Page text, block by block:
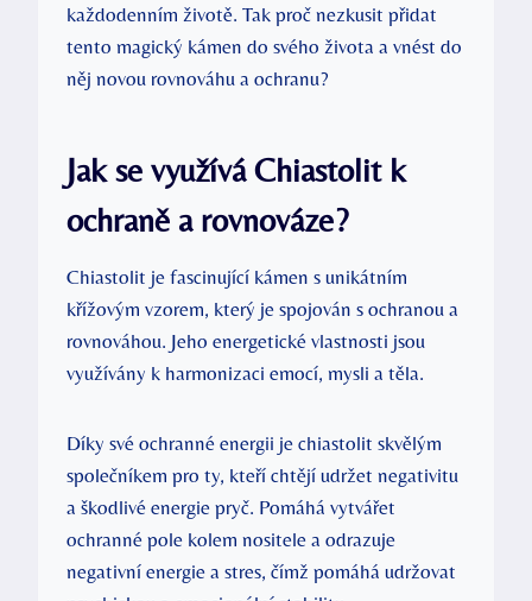
každodenním životě. Tak proč nezkusit přidat
tento magický kámen do svého života a vnést do
něj novou rovnováhu a ochranu?
Jak se využívá Chiastolit k
ochraně a rovnováze?
Chiastolit je fascinující kámen s unikátním
křížovým vzorem, který je spojován s ochranou a
rovnováhou. Jeho energetické vlastnosti jsou
využívány k harmonizaci emocí, mysli a těla.
Díky své ochranné energii je chiastolit skvělým
společníkem pro ty, kteří chtějí udržet negativitu
a škodlivé energie pryč. Pomáhá vytvářet
ochranné pole kolem nositele a odrazuje
negativní energie a stres, čímž pomáhá udržovat